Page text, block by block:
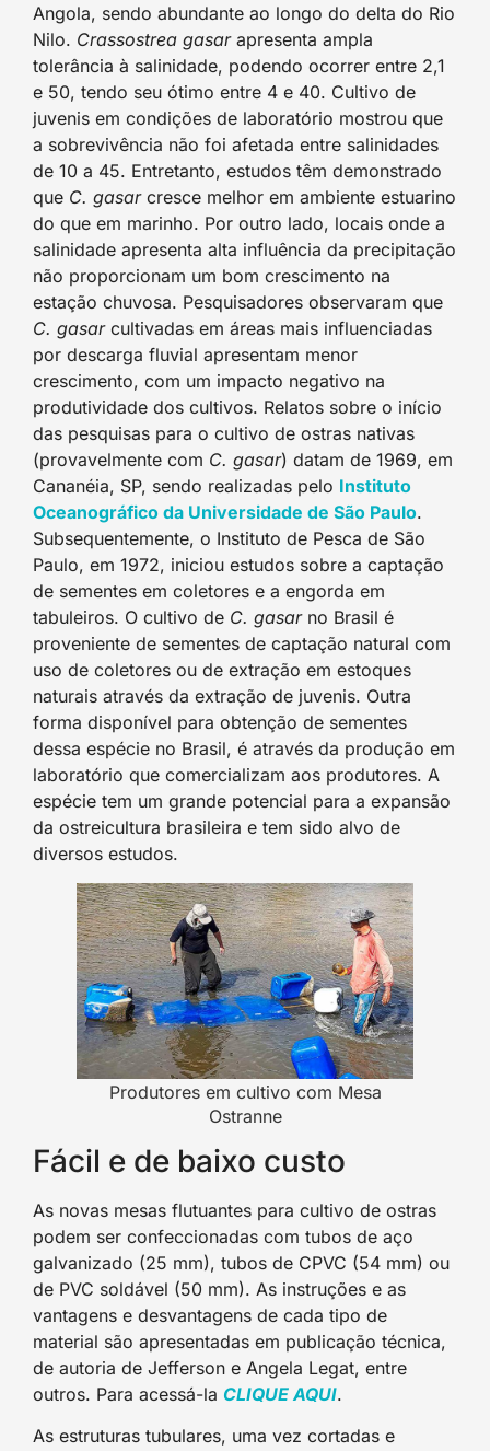
Angola, sendo abundante ao longo do delta do Rio
Nilo. Crassostrea gasarapresenta ampla
tolerância à salinidade, podendo ocorrer entre 2,1
e 50, tendo seu ótimo entre 4 e 40. Cultivo de
juvenis em condições de laboratório mostrou que
a sobrevivência não foi afetada entre salinidades
de 10 a 45. Entretanto, estudos têm demonstrado
que C. gasarcresce melhor em ambiente estuarino
do que em marinho. Por outro lado, locais onde a
salinidade apresenta alta influência da precipitação
não proporcionam um bom crescimento na
estação chuvosa. Pesquisadores observaram que
C. gasarcultivadas em áreas mais influenciadas
por descarga fluvial apresentam menor
crescimento, com um impacto negativo na
produtividade dos cultivos. Relatos sobre o início
das pesquisas para o cultivo de ostras nativas
(provavelmente com C. gasar) datam de 1969, em
Cananéia, SP, sendo realizadas pelo Instituto
Oceanográfico da Universidade de São Paulo.
Subsequentemente, o Instituto de Pesca de São
Paulo, em 1972, iniciou estudos sobre a captação
de sementes em coletores e a engorda em
tabuleiros. O cultivo de C. gasarno Brasil é
proveniente de sementes de captação natural com
uso de coletores ou de extração em estoques
naturais através da extração de juvenis. Outra
forma disponível para obtenção de sementes
dessa espécie no Brasil, é através da produção em
laboratório que comercializam aos produtores. A
espécie tem um grande potencial para a expansão
da ostreicultura brasileira e tem sido alvo de
diversos estudos.
Produtores em cultivo com Mesa
Ostranne
Fácil e de baixo custo
As novas mesas flutuantes para cultivo de ostras
podem ser confeccionadas com tubos de aço
galvanizado (25 mm), tubos de CPVC (54 mm) ou
de PVC soldável (50 mm). As instruções e as
vantagens e desvantagens de cada tipo de
material são apresentadas em publicação técnica,
de autoria de Jefferson e Angela Legat, entre
outros. Para acessá-la CLIQUE AQUI.
As estruturas tubulares, uma vez cortadas e